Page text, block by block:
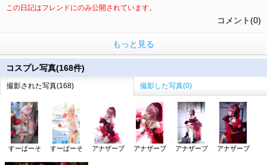
この日記はフレンドにのみ公開されています。
コメント(0)
もっと見る
コスプレ写真(168件)
撮影された写真(168) 撮影した写真(0)
すーぱーそ すーぱーそ アナザーブ アナザーブ アナザーブ アナザーブ